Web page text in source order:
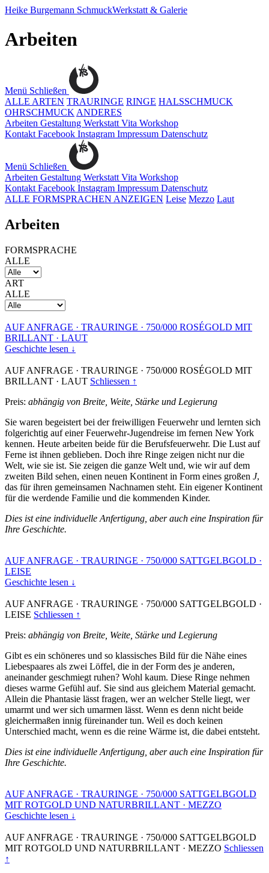
Heike Burgemann SchmuckWerkstatt & Galerie
Arbeiten
Menü Schließen
ALLE ARTEN TRAURINGE RINGE HALSSCHMUCK
OHRSCHMUCK ANDERES
Arbeiten Gestaltung Werkstatt Vita Workshop
Kontakt Facebook Instagram Impressum Datenschutz
Menü Schließen
Arbeiten Gestaltung Werkstatt Vita Workshop
Kontakt Facebook Instagram Impressum Datenschutz
ALLE FORMSPRACHEN ANZEIGEN Leise Mezzo Laut
Arbeiten
FORMSPRACHE
ALLE
ART
ALLE
AUF ANFRAGE · TRAURINGE · 750/000 ROSÉGOLD MIT
BRILLANT · LAUT
Geschichte lesen ↓
AUF ANFRAGE · TRAURINGE · 750/000 ROSÉGOLD MIT
BRILLANT · LAUT Schliessen ↑
Preis: abhängig von Breite, Weite, Stärke und Legierung
Sie waren begeistert bei der freiwilligen Feuerwehr und lernten sich
folgerichtig auf einer Feuerwehr-Jugendreise im fernen New York
kennen. Heute arbeiten beide für die Berufsfeuerwehr. Die Lust auf
Ferne ist ihnen geblieben. Doch ihre Ringe zeigen nicht nur die
Welt, wie sie ist. Sie zeigen die ganze Welt und, wie wir auf dem
zweiten Bild sehen, einen neuen Kontinent in Form eines großen J,
das für ihren gemeinsamen Nachnamen steht. Ein eigener Kontinent
für die werdende Familie und die kommenden Kinder.
Dies ist eine individuelle Anfertigung, aber auch eine Inspiration für
Ihre Geschichte.
AUF ANFRAGE · TRAURINGE · 750/000 SATTGELBGOLD ·
LEISE
Geschichte lesen ↓
AUF ANFRAGE · TRAURINGE · 750/000 SATTGELBGOLD ·
LEISE Schliessen ↑
Preis: abhängig von Breite, Weite, Stärke und Legierung
Gibt es ein schöneres und so klassisches Bild für die Nähe eines
Liebespaares als zwei Löffel, die in der Form des je anderen,
aneinander geschmiegt ruhen? Wohl kaum. Diese Ringe nehmen
dieses warme Gefühl auf. Sie sind aus gleichem Material gemacht.
Allein die Phantasie lässt fragen, wer an welcher Stelle liegt, wer
umarmt und wer sich umarmen lässt. Wenn es denn nicht beide
gleichermaßen innig füreinander tun. Weil es doch keinen
Unterschied macht, wenn es die reine Wärme ist, die dabei entsteht.
Dies ist eine individuelle Anfertigung, aber auch eine Inspiration für
Ihre Geschichte.
AUF ANFRAGE · TRAURINGE · 750/000 SATTGELBGOLD
MIT ROTGOLD UND NATURBRILLANT · MEZZO
Geschichte lesen ↓
AUF ANFRAGE · TRAURINGE · 750/000 SATTGELBGOLD
MIT ROTGOLD UND NATURBRILLANT · MEZZO Schliessen
↑